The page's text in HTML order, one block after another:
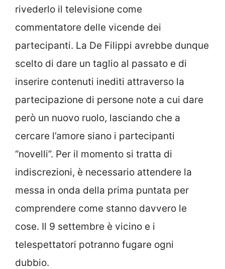
rivederlo il televisione come
commentatore delle vicende dei
partecipanti. La De Filippi avrebbe dunque
scelto di dare un taglio al passato e di
inserire contenuti inediti attraverso la
partecipazione di persone note a cui dare
però un nuovo ruolo, lasciando che a
cercare l’amore siano i partecipanti
“novelli”. Per il momento si tratta di
indiscrezioni, è necessario attendere la
messa in onda della prima puntata per
comprendere come stanno davvero le
cose. Il 9 settembre è vicino e i
telespettatori potranno fugare ogni
dubbio.